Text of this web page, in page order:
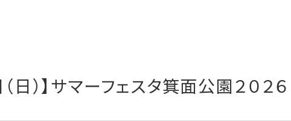
日）】サマーフェスタ箕面公園２０２６